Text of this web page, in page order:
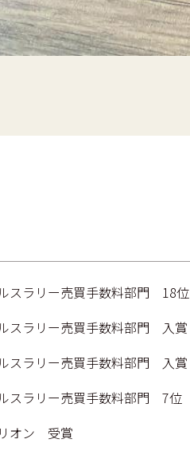
スラリー売買手数料部門 18位
スラリー売買手数料部門 入賞
スラリー売買手数料部門 入賞
スラリー売買手数料部門 7位
オン 受賞